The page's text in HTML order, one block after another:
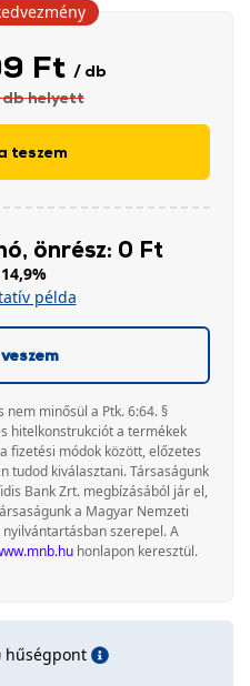
Ft / db
helyett
teszem
önrész: 0 Ft
példa
minősül a Ptk. 6:64. §
hitelkonstrukciót a termékek
fizetési módok között, előzetes
tudod kiválasztani. Társaságunk
Bank Zrt. megbízásából jár el,
a Magyar Nemzeti
szerepel. A
honlapon keresztül.
hűségpont